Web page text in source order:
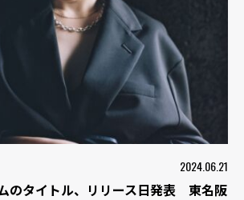
2024.06.21
のタイトル、リリース日発表 東名阪